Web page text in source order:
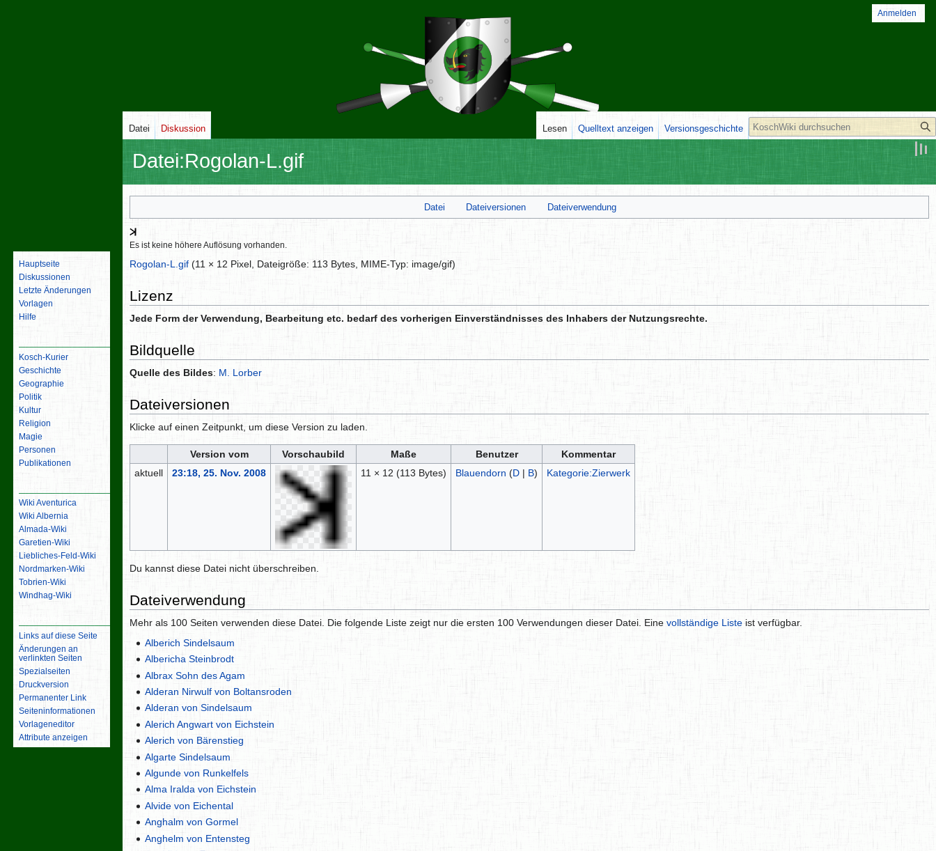
Datei:Rogolan-L.gif
Navigation
springen
Suche
springen
Datei Dateiversionen Dateiverwendung
Es ist keine höhere Auflösung vorhanden.
Rogolan-L.gif (11 × 12 Pixel, Dateigröße: 113 Bytes, MIME-Typ: image/gif)
Lizenz
Jede Form der Verwendung, Bearbeitung etc. bedarf des vorherigen Einverständnisses des Inhabers der Nutzungsrechte.
Bildquelle
Quelle des Bildes: M. Lorber
Dateiversionen
Klicke auf einen Zeitpunkt, um diese Version zu laden.
Version vom Vorschaubild Maße Benutzer
Kommentar
aktuell
23:18, 25. Nov. 2008 11 × 12 (113 Bytes) Blauendorn (D| B) Kategorie:Zierwerk
Du kannst diese Datei nicht überschreiben.
Dateiverwendung
Mehr als 100 Seiten verwenden diese Datei. Die folgende Liste zeigt nur die ersten 100 Verwendungen dieser Datei. Eine vollständige Liste ist verfügbar.
Alberich Sindelsaum
Albericha Steinbrodt
Albrax Sohn des Agam
Alderan Nirwulf von Boltansroden
Alderan von Sindelsaum
Alerich Angwart von Eichstein
Alerich von Bärenstieg
Algarte Sindelsaum
Algunde von Runkelfels
Alma Iralda von Eichstein
Alvide von Eichental
Anghalm von Gormel
Anghelm von Entensteg
Anmelden
Datei Diskussion Lesen Quelltext anzeigen Versionsgeschichte Suche
Hauptseite
Diskussionen
Letzte Änderungen
Vorlagen
Hilfe
Kosch-Kurier
Geschichte
Geographie
Politik
Kultur
Religion
Magie
Personen
Publikationen
Wiki Aventurica
Wiki Albernia
Almada-Wiki
Garetien-Wiki
Liebliches-Feld-Wiki
Nordmarken-Wiki
Tobrien-Wiki
Windhag-Wiki
Links auf diese Seite
Änderungen an
verlinkten Seiten
Spezialseiten
Druckversion
Permanenter Link
Seiten­­informationen
Vorlageneditor
Attribute anzeigen